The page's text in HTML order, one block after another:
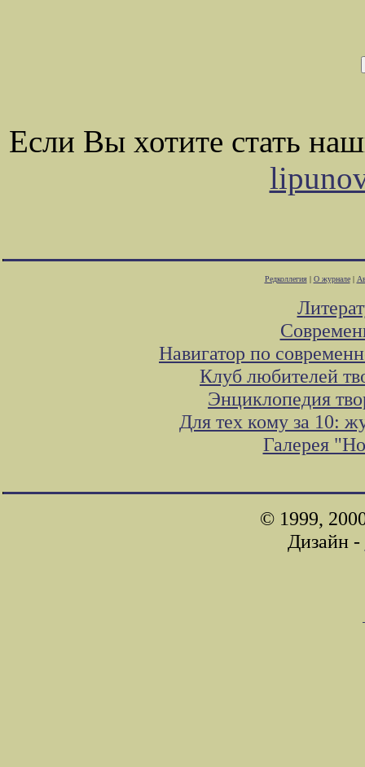
Если Вы хотите стать
Редколлегия| О журнале|
Навигатор по
Клуб любителей
Энциклопедия
Для тех кому за 10:
Галерея
© 1999,
Дизайн -